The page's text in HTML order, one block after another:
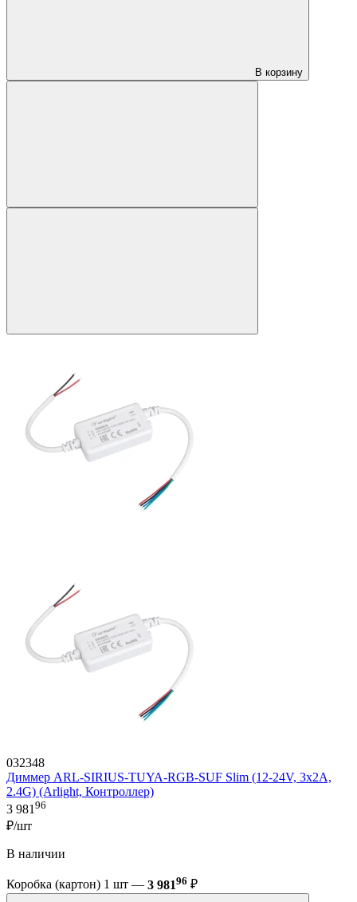
В корзину
032348
Диммер ARL-SIRIUS-TUYA-RGB-SUF Slim (12-24V, 3x2A,
2.4G) (Arlight, Контроллер)
3 98196
₽/шт
В наличии
Коробка (картон) 1 шт — 3 98196 ₽